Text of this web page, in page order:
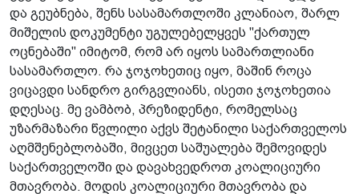
და გეუბნება, შენს სასამართლოში კლანიაო, შარლ
მიშელის დოკუმენტი უგულებელყვეს "ქართულ
ოცნებაში" იმიტომ, რომ არ იყოს სამართლიანი
სასამართლო. რა ჯოჯოხეთიც იყო, მაშინ როცა
ვიცავდი სანდრო გირგვლიანს, ისეთი ჯოჯოხეთია
დღესაც. მე ვამბობ, პრეზიდენტი, რომელსაც
უზარმაზარი წვლილი აქვს შეტანილი საქართველოს
აღმშენებლობაში, მივცეთ საშუალება შემოვიდეს
საქართველოში და დავახვედროთ კოალიციური
მთავრობა. მოდის კოალიციური მთავრობა და